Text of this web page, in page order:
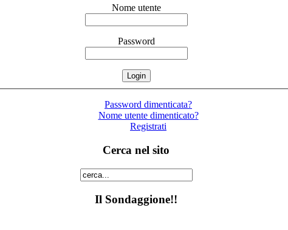
Nome utente
Password
Password dimenticata?
Nome utente dimenticato?
Registrati
Cerca nel sito
Il Sondaggione!!